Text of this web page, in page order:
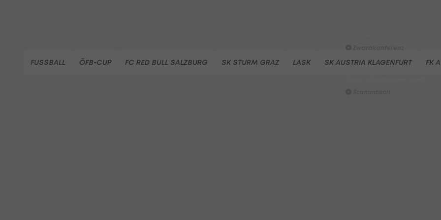
FUSSBALL ÖFB-CUP FC RED BULL SALZBURG SK STURM GRAZ LASK SK AUSTRIA KLAGENFURT FK